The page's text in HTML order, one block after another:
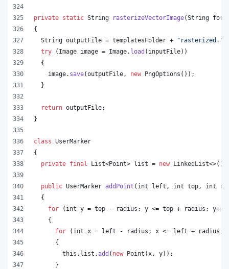
private static String rasterizeVectorImage(String
{
String outputFile = templatesFolder + "rasterized."
try ( Image image = Image. load ( inputFile))
  {
image. save(outputFile , new PngOptions ());
  }
return outputFile;
}
class UserMarker
{
private final List<Point> list = new LinkedList<>();
public UserMarker addPoint ( int left , int top , int
  {
for ( int y = top - radius ; y <= top + radius ; y++)
    {
for ( int x = left - radius ; x <= left + radius ;
      {
this . list .add ( new Point ( x , y));
      }